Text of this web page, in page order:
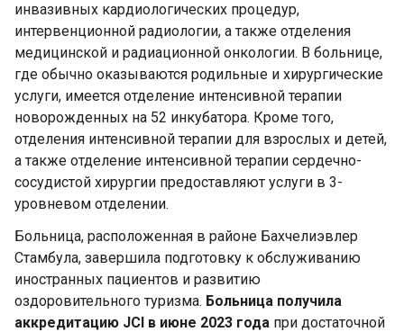
инвазивных кардиологических процедур,
интервенционной радиологии, а также отделения
медицинской и радиационной онкологии. В больнице,
где обычно оказываются родильные и хирургические
услуги, имеется отделение интенсивной терапии
новорожденных на 52 инкубатора. Кроме того,
отделения интенсивной терапии для взрослых и детей,
а также отделение интенсивной терапии сердечно-
сосудистой хирургии предоставляют услуги в 3-
уровневом отделении.
Больница, расположенная в районе Бахчелиэвлер
Стамбула, завершила подготовку к обслуживанию
иностранных пациентов и развитию
оздоровительного туризма. Больница получила
аккредитацию JCI в июне 2023 года при достаточной